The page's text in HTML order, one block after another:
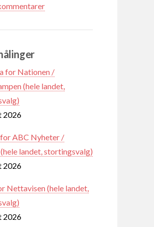
for Nationen /
(hele landet,
2026
ABC Nyheter /
landet, stortingsvalg)
2026
Nettavisen (hele landet,
2026